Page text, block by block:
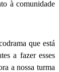
à comunidade
que está
a fazer esses
a nossa turma